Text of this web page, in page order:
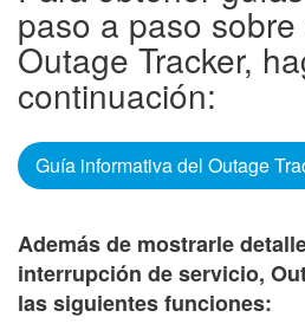
paso a paso
Outage Tracker,
continuación:
Guía informativa del Outage
Además de mostrarle
interrupción de servicio,
las siguientes funciones: